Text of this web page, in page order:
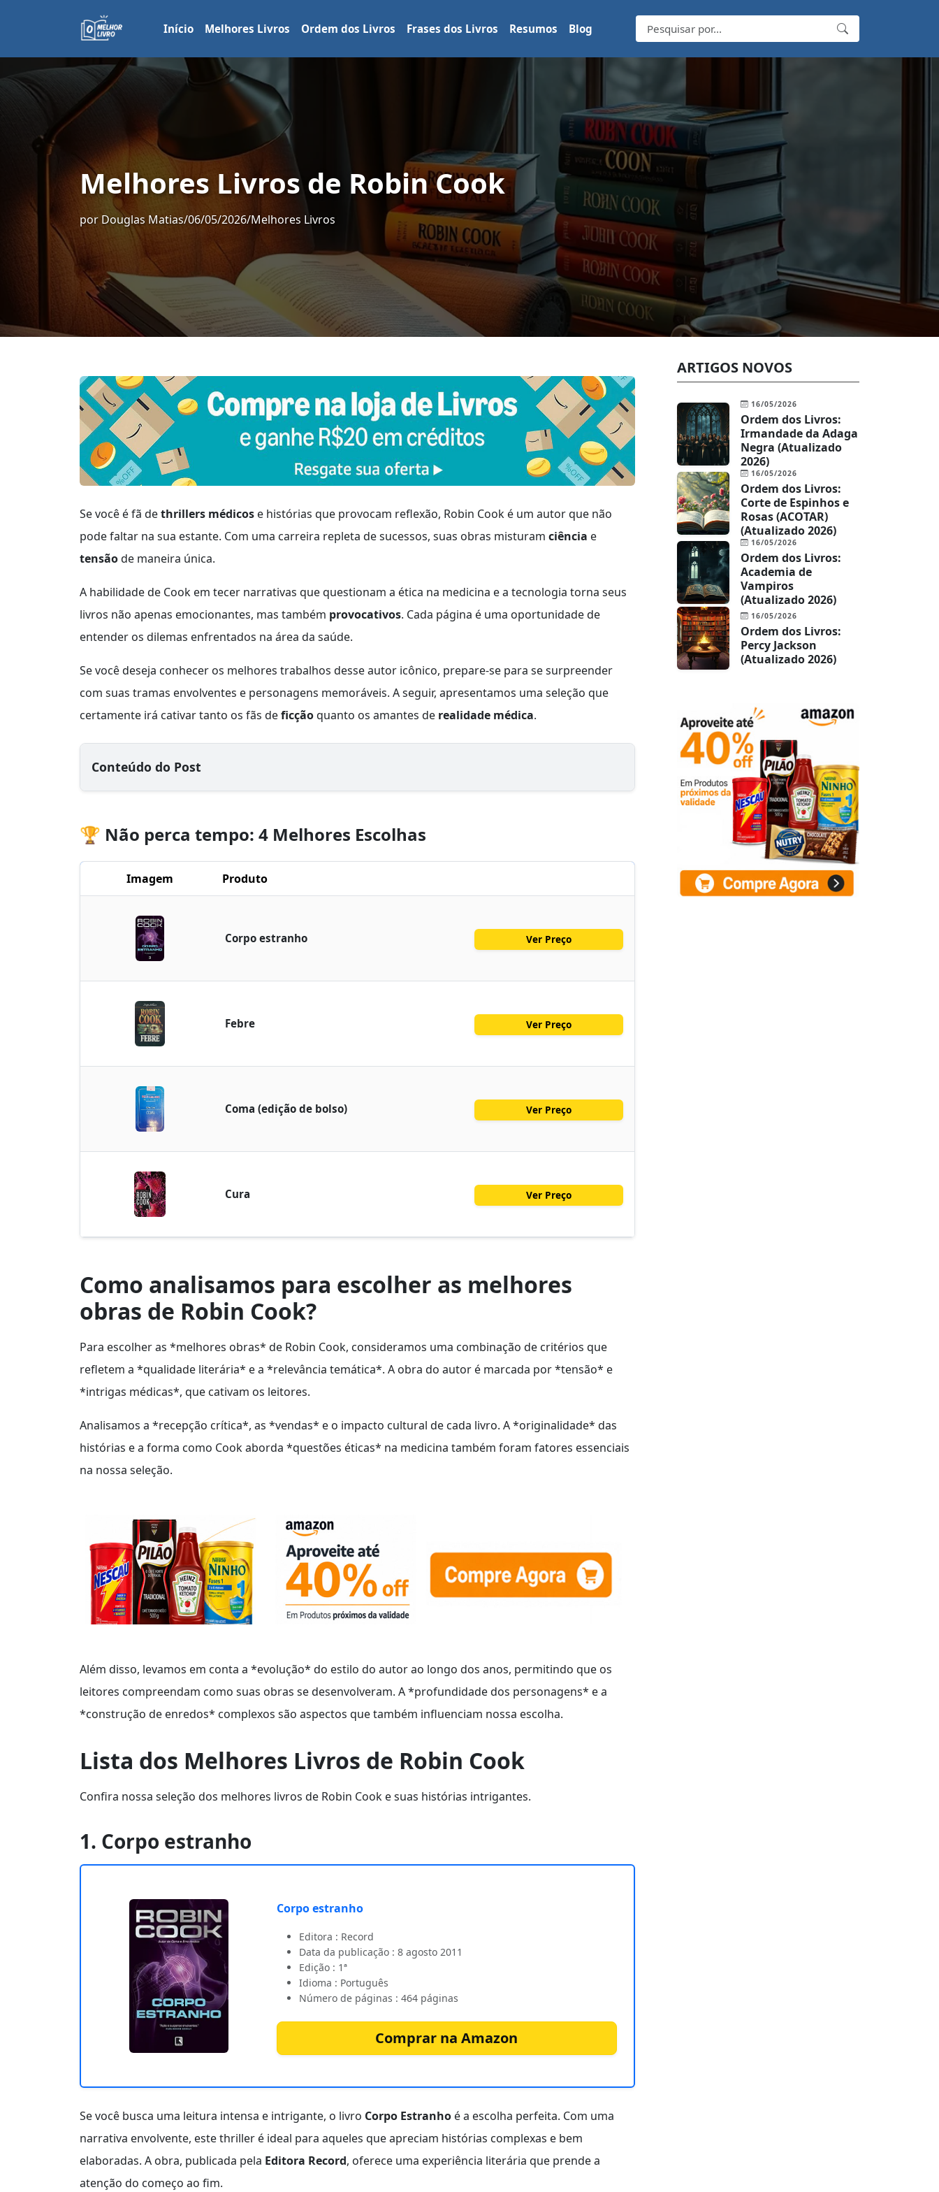
Início Melhores Livros Ordem dos Livros Frases dos Livros Resumos Blog
Melhores Livros de Robin Cook
por Douglas Matias/06/05/2026/Melhores Livros
Se você é fã dethrillers médicos e histórias que provocam reflexão, Robin Cook é um autor que não
pode faltar na sua estante. Com uma carreira repleta de sucessos, suas obras misturam ciência e
tensãode maneira única.
A habilidade de Cook em tecer narrativas que questionam a ética na medicina e a tecnologia torna seus
livros não apenas emocionantes, mas também provocativos. Cada página é uma oportunidade de
entender os dilemas enfrentados na área da saúde.
Se você deseja conhecer os melhores trabalhos desse autor icônico, prepare-se para se surpreender
com suas tramas envolventes e personagens memoráveis. A seguir, apresentamos uma seleção que
certamente irá cativar tanto os fãs deficçãoquanto os amantes de realidade médica.
Conteúdo do Post
🏆 Não perca tempo: 4 Melhores Escolhas
Imagem Produto
Corpo estranho Ver Preço
Febre Ver Preço
Coma (edição de bolso) Ver Preço
Cura Ver Preço
Como analisamos para escolher as melhores
obras de Robin Cook?
Para escolher as *melhores obras* de Robin Cook, consideramos uma combinação de critérios que
refletem a *qualidade literária* e a *relevância temática*. A obra do autor é marcada por *tensão* e
*intrigas médicas*, que cativam os leitores.
Analisamos a *recepção crítica*, as *vendas* e o impacto cultural de cada livro. A *originalidade* das
histórias e a forma como Cook aborda *questões éticas* na medicina também foram fatores essenciais
na nossa seleção.
Além disso, levamos em conta a *evolução* do estilo do autor ao longo dos anos, permitindo que os
leitores compreendam como suas obras se desenvolveram. A *profundidade dos personagens* e a
*construção de enredos* complexos são aspectos que também influenciam nossa escolha.
Lista dos Melhores Livros de Robin Cook
Confira nossa seleção dos melhores livros de Robin Cook e suas histórias intrigantes.
1. Corpo estranho
Corpo estranho
Editora : Record
Data da publicação : 8 agosto 2011
Edição : 1ª
Idioma : Português
Número de páginas : 464 páginas
Comprar na Amazon
Se você busca uma leitura intensa e intrigante, o livro Corpo Estranho é a escolha perfeita. Com uma
narrativa envolvente, este thriller é ideal para aqueles que apreciam histórias complexas e bem
elaboradas. A obra, publicada pela Editora Record, oferece uma experiência literária que prende a
atenção do começo ao fim.
ARTIGOS NOVOS
16/05/2026
Ordem dos Livros:
Irmandade da Adaga
Negra (Atualizado
2026)
16/05/2026
Ordem dos Livros:
Corte de Espinhos e
Rosas (ACOTAR)
(Atualizado 2026)
16/05/2026
Ordem dos Livros:
Academia de
Vampiros
(Atualizado 2026)
16/05/2026
Ordem dos Livros:
Percy Jackson
(Atualizado 2026)